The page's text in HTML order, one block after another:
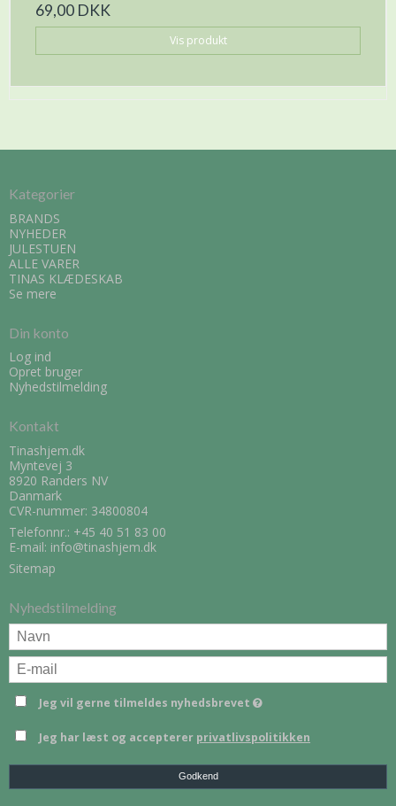
69,00 DKK
Vis produkt
Kategorier
BRANDS
NYHEDER
JULESTUEN
ALLE VARER
TINAS KLÆDESKAB
Se mere
Din konto
Log ind
Opret bruger
Nyhedstilmelding
Kontakt
Tinashjem.dk
Myntevej 3
8920 Randers NV
Danmark
CVR-nummer: 34800804
Telefonnr.: +45 40 51 83 00
E-mail: info@tinashjem.dk
Sitemap
Nyhedstilmelding
Jeg vil gerne tilmeldes nyhedsbrevet
Jeg har læst og accepterer privatlivspolitikken
Godkend